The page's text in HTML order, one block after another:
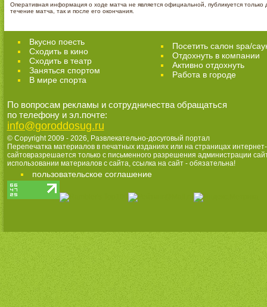
Оперативная информация о ходе матча не является официальной, публикуется только
течение матча, так и после его окончания.
Вкусно поесть
Сходить в кино
Cходить в театр
Заняться спортом
В мире спорта
Посетить салон spa/
Отдохнуть в компании
Активно отдохнуть
Работа в городе
По вопросам рекламы и сотрудничества обращаться
по телефону и эл.почте:
info@goroddosug.ru
© Copyright 2009 - 2026, Развлекательно-досуговый портал
Перепечатка материалов в печатных изданиях или на страницах интернет-
сайтовразрешается только с письменного разрешения администрации
использовании материалов с сайта, ссылка на сайт - обязательна!
пользовательское соглашение